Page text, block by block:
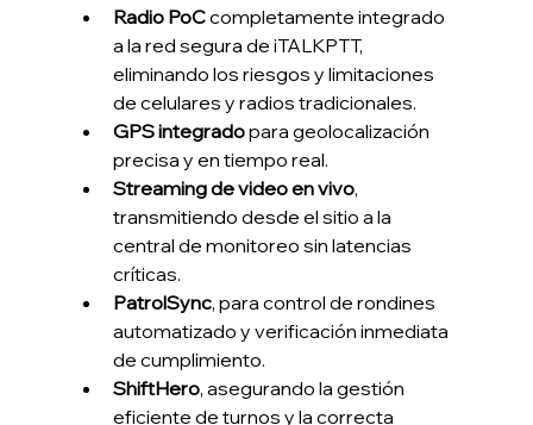
Radio PoC completamente integrado
a la red segura de iTALKPTT,
eliminando los riesgos y limitaciones
de celulares y radios tradicionales.
GPS integrado para geolocalización
precisa y en tiempo real.
Streaming de video en vivo,
transmitiendo desde el sitio a la
central de monitoreo sin latencias
críticas.
PatrolSync, para control de rondines
automatizado y verificación inmediata
de cumplimiento.
ShiftHero, asegurando la gestión
eficiente de turnos y la correcta